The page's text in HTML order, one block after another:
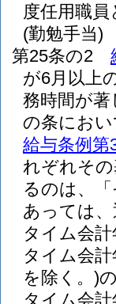
度任用職
(勤勉手当)
第25条の2
が6月以上
務時間が
の条にお
給与条例第
れぞれそ
るのは、
あっては
タイム会
タイム会
を除く。)
タイム会